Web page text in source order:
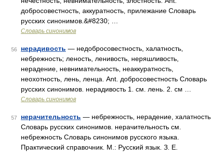
добросовестность, аккуратность, прилежание Словарь
русских синонимов.&#8230; …
Словарь синонимов
56 нерадивость — недобросовестность, халатность,
небрежность; леность, ленивость, неряшливость,
нерадение, невнимательность, неаккуратность,
неохотность, лень, ленца. Ant. добросовестность Словарь
русских синонимов. нерадивость 1. см. лень. 2. см …
Словарь синонимов
57 нерачительность — небрежность, нерадение, халатность
Словарь русских синонимов. нерачительность см.
небрежность Словарь синонимов русского языка.
Практический справочник. М.: Русский язык. З. Е.